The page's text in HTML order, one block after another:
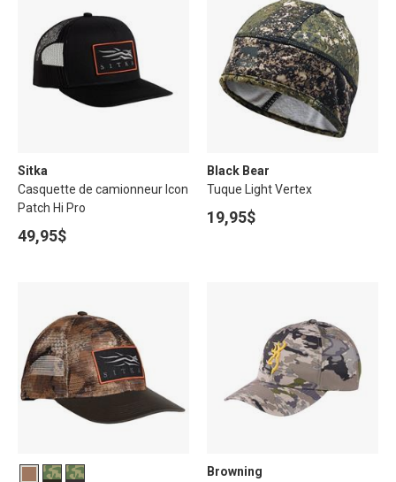
Sitka
Casquette de camionneur Icon
Patch Hi Pro
49,95$
Black Bear
Tuque Light Vertex
19,95$
Browning